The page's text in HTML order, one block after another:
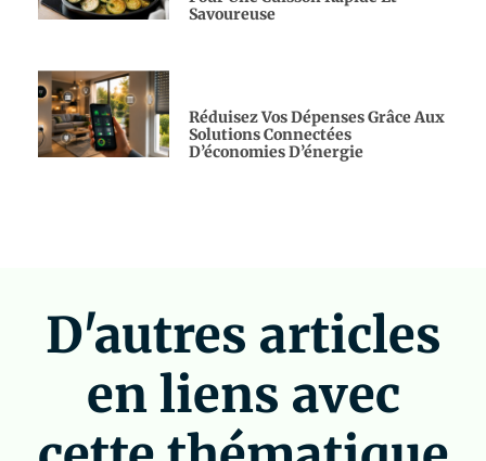
Savoureuse
Réduisez Vos Dépenses Grâce Aux
Solutions Connectées
D’économies D’énergie
D'autres articles
en liens avec